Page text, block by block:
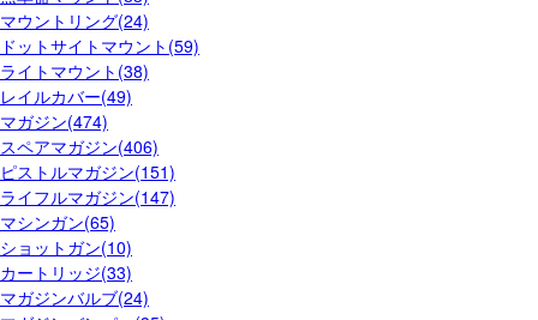
マウントリング(24)
ドットサイトマウント(59)
ライトマウント(38)
レイルカバー(49)
マガジン(474)
スペアマガジン(406)
ピストルマガジン(151)
ライフルマガジン(147)
マシンガン(65)
ショットガン(10)
カートリッジ(33)
マガジンバルブ(24)